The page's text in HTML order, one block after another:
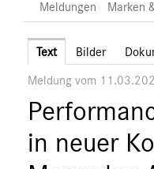
Unternehmen
Cars
Vans
Marken & Produkte
MEDIA
Meldungen Marken
Text Bilder
Meldung vom
in neuer